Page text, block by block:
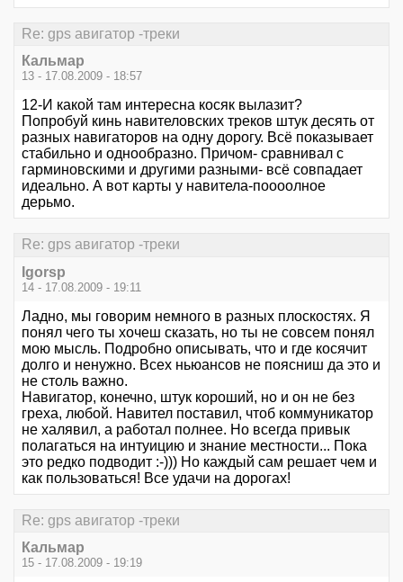
Re: gps авигатор -треки
Кальмар
13 - 17.08.2009 - 18:57
12-И какой там интересна косяк вылазит?
Попробуй кинь навителовских треков штук десять от
разных навигаторов на одну дорогу. Всё показывает
стабильно и однообразно. Причом- сравнивал с
гарминовскими и другими разными- всё совпадает
идеально. А вот карты у навитела-поооолное
дерьмо.
Re: gps авигатор -треки
Igorsp
14 - 17.08.2009 - 19:11
Ладно, мы говорим немного в разных плоскостях. Я
понял чего ты хочеш сказать, но ты не совсем понял
мою мысль. Подробно описывать, что и где косячит
долго и ненужно. Всех ньюансов не поясниш да это и
не столь важно.
Навигатор, конечно, штук короший, но и он не без
греха, любой. Навител поставил, чтоб коммуникатор
не халявил, а работал полнее. Но всегда привык
полагаться на интуицию и знание местности... Пока
это редко подводит :-))) Но каждый сам решает чем и
как пользоваться! Все удачи на дорогах!
Re: gps авигатор -треки
Кальмар
15 - 17.08.2009 - 19:19